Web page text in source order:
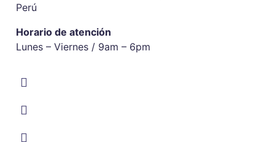
Perú
Horario de atención
Lunes – Viernes / 9am – 6pm